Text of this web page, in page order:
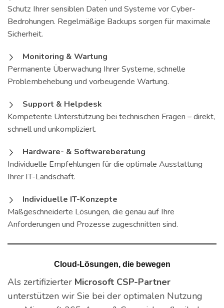
Schutz Ihrer sensiblen Daten und Systeme vor Cyber-
Bedrohungen. Regelmäßige Backups sorgen für maximale
Sicherheit.
Monitoring & Wartung
Permanente Überwachung Ihrer Systeme, schnelle
Problembehebung und vorbeugende Wartung.
Support & Helpdesk
Kompetente Unterstützung bei technischen Fragen – direkt,
schnell und unkompliziert.
Hardware- & Softwareberatung
Individuelle Empfehlungen für die optimale Ausstattung
Ihrer IT-Landschaft.
Individuelle IT-Konzepte
Maßgeschneiderte Lösungen, die genau auf Ihre
Anforderungen und Prozesse zugeschnitten sind.
Cloud-Lösungen, die bewegen
Als zertifizierter Microsoft CSP-Partner
unterstützen wir Sie bei der optimalen Nutzung